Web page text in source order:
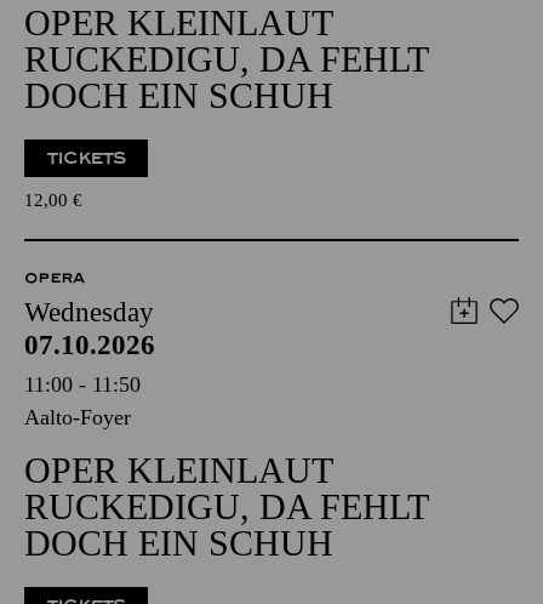
OPER KLEINLAUT
RUCKEDIGU, DA FEHLT
DOCH EIN SCHUH
TICKETS
12,00 €
OPERA
Wednesday
07.10.2026
11:00 - 11:50
Aalto-Foyer
OPER KLEINLAUT
RUCKEDIGU, DA FEHLT
DOCH EIN SCHUH